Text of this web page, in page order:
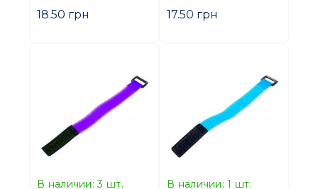
18.50 грн 17.50 грн
В наличии: 3 шт.
В наличии: 1 шт.